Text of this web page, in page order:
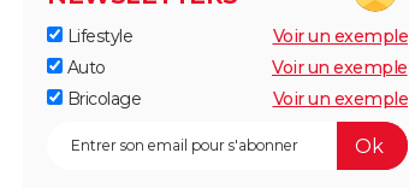
Lifestyle
Voir un exemple
Auto
Voir un exemple
Bricolage
Voir un exemple